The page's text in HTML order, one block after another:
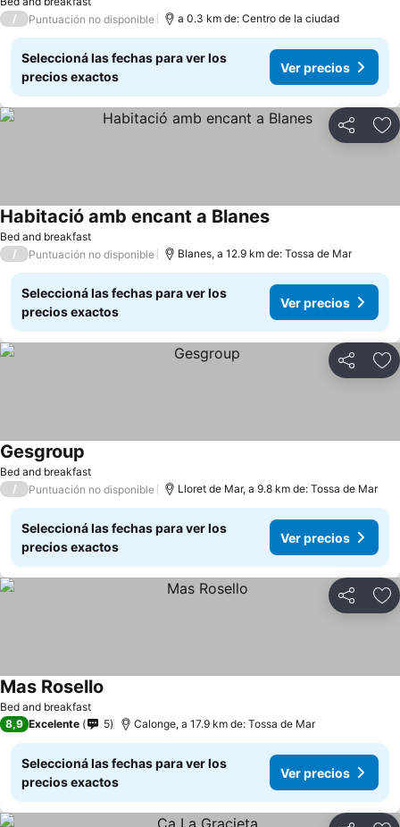
/
Puntuación no disponible a 0.3 km de: Centro de la ciudad
Seleccioná las fechas para ver los
precios exactos
Ver precios
Compartir
Bed and breakfast
Habitació amb encant a Blanes
/ Puntuación no disponible Blanes, a 12.9 km de: Tossa de Mar
Seleccioná las fechas para ver los
precios exactos
Ver precios
Compartir
Bed and breakfast
Gesgroup
/ Puntuación no disponible Lloret de Mar, a 9.8 km de: Tossa de Mar
Seleccioná las fechas para ver los
precios exactos
Ver precios
Compartir
Bed and breakfast
Mas Rosello
8,9 Excelente 5 Calonge, a 17.9 km de: Tossa de Mar
Seleccioná las fechas para ver los
precios exactos
Ver precios